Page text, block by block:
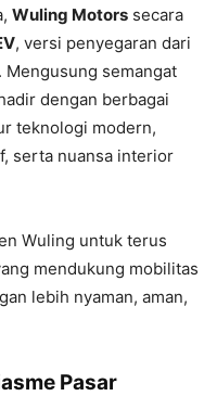
Wuling Motors secara
, versi penyegaran dari
semangat
dengan berbagai
teknologi modern,
serta nuansa interior
Wuling untuk terus
mendukung mobilitas
lebih nyaman, aman,
Pasar